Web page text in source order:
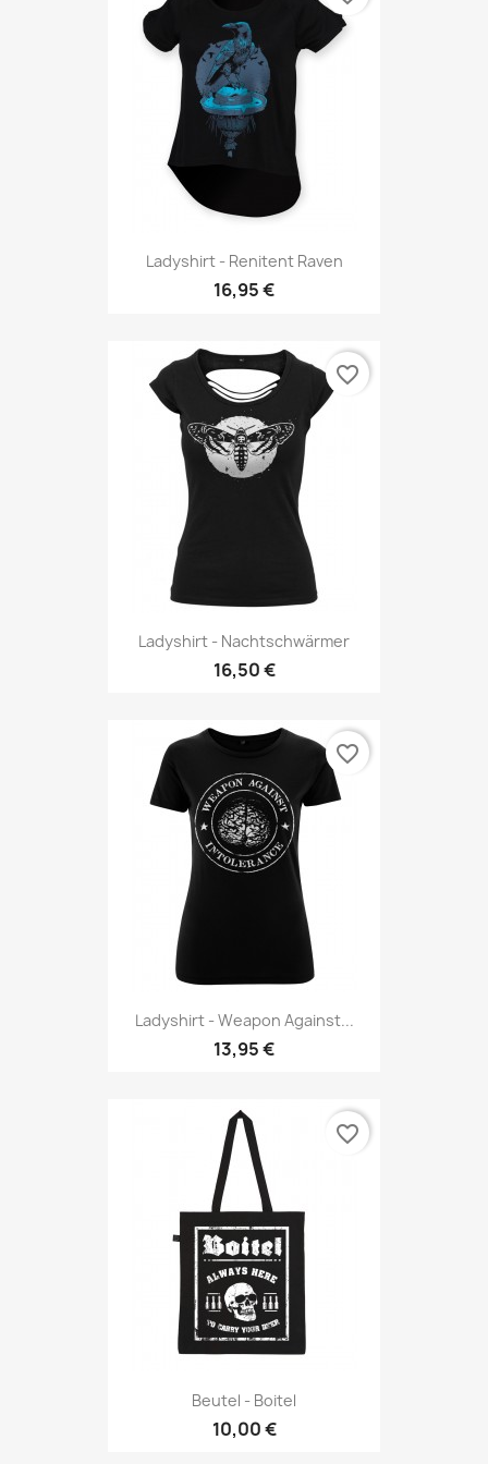
Ladyshirt - Renitent Raven
16,95 €
Ladyshirt - Nachtschwärmer
16,50 €
favorite_border
Ladyshirt - Weapon Against...
13,95 €
favorite_border
Beutel - Boitel
10,00 €
favorite_border